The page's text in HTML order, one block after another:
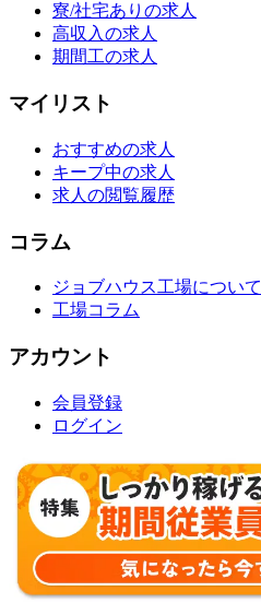
寮/社宅ありの求人
高収入の求人
期間工の求人
マイリスト
おすすめの求人
キープ中の求人
求人の閲覧履歴
コラム
ジョブハウス工場について
工場コラム
アカウント
会員登録
ログイン